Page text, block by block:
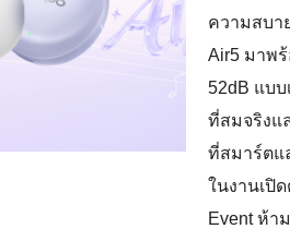
ความสบา
Air5 มาพ
52dB แบ
ที่สมจริงแ
ที่สมาร์ตแ
ในงานเปิ
Event ห้า